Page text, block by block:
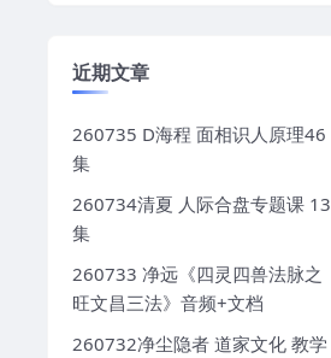
近期文章
260735 D海程 面相识人原理46
集
260734清夏 人际合盘专题课 13
集
260733 净远《四灵四兽法脉之
旺文昌三法》音频+文档
260732净尘隐者 道家文化 教学